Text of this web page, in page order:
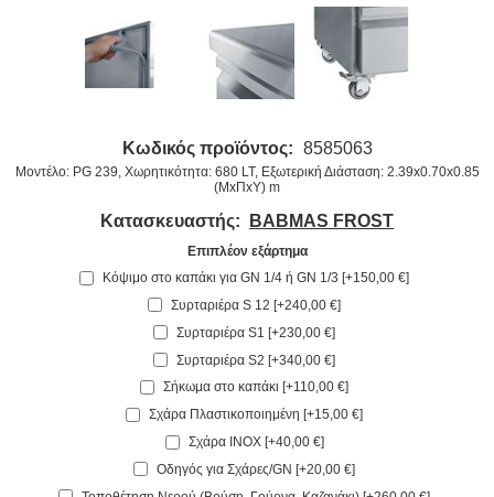
Κωδικός προϊόντος: 8585063
Μοντέλο: PG 239, Χωρητικότητα: 680 LT, Εξωτερική Διάσταση: 2.39x0.70x0.85
(ΜxΠxΥ) m
Κατασκευαστής: BABMAS FROST
Επιπλέον εξάρτημα
Κόψιμο στο καπάκι για GN 1/4 ή GN 1/3 [+150,00 €]
Συρταριέρα S 12 [+240,00 €]
Συρταριέρα S1 [+230,00 €]
Συρταριέρα S2 [+340,00 €]
Σήκωμα στο καπάκι [+110,00 €]
Σχάρα Πλαστικοποιημένη [+15,00 €]
Σχάρα INOX [+40,00 €]
Οδηγός για Σχάρες/GN [+20,00 €]